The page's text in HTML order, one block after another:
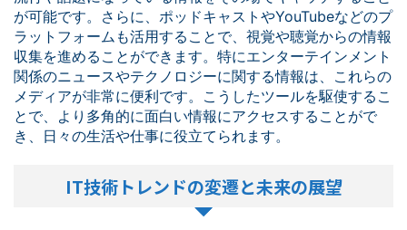
が可能です。さらに、ポッドキャストやYouTubeなどのプ
ラットフォームも活用することで、視覚や聴覚からの情報
収集を進めることができます。特にエンターテインメント
関係のニュースやテクノロジーに関する情報は、これらの
メディアが非常に便利です。こうしたツールを駆使するこ
とで、より多角的に面白い情報にアクセスすることがで
き、日々の生活や仕事に役立てられます。
IT技術トレンドの変遷と未来の展望